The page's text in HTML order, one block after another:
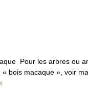
Pour les arbres ou
« bois macaque », voir